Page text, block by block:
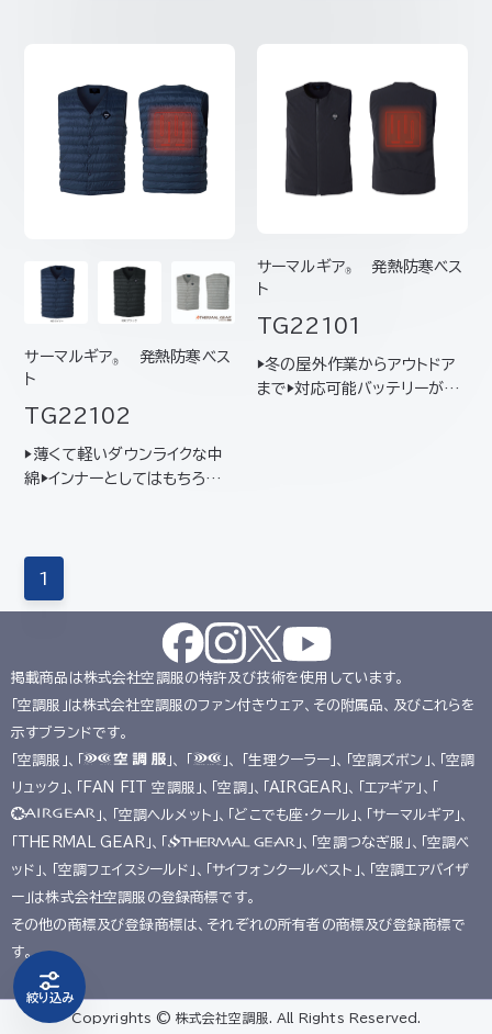
絞り込み
サーマルギア®
発熱防寒ベス
ト
TG22102
▶薄くて軽いダウンライクな中
綿▶インナーとしてはもちろん、
サーマルギア®
発熱防寒ベス
ト
TG22101
▶冬の屋外作業からアウトドア
まで▶対応可能バッテリーが増
1
掲載商品は株式会社空調服の特許及び技術を使用しています。
「空調服」は株式会社空調服のファン付きウェア、その附属品、及びこれらを
示すブランドです。
「空調服」、「
」、 「
」、 「生理クーラー」、「空調ズボン」、「空調
リュック」、「FAN FIT 空調服」、「空調」、「AIRGEAR」、「エアギア」、「
」、「空調ヘルメット」、「どこでも座･クール」、「サーマルギア」、
「THERMAL GEAR」、「
」、「空調つなぎ服」、「空調ベ
ッド」、「空調フェイスシールド」、「サイフォンクールベスト」、「空調エアバイザ
ー」は株式会社空調服の登録商標です。
その他の商標及び登録商標は、それぞれの所有者の商標及び登録商標で
す。
Copyrights © 株式会社空調服. All Rights Reserved.